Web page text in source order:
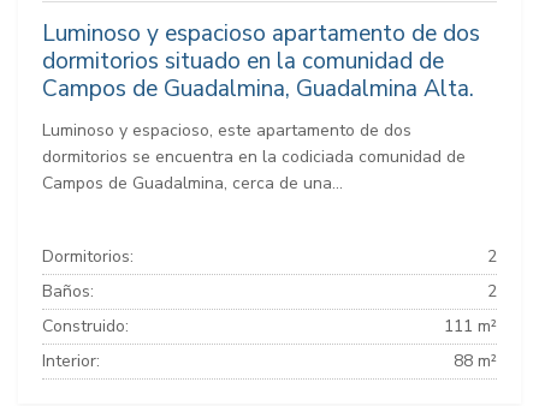
Luminoso y espacioso apartamento de dos
dormitorios situado en la comunidad de
Campos de Guadalmina, Guadalmina Alta.
Luminoso y espacioso, este apartamento de dos
dormitorios se encuentra en la codiciada comunidad de
Campos de Guadalmina, cerca de una...
Dormitorios:
2
Baños:
2
Construido:
111 m²
Interior:
88 m²